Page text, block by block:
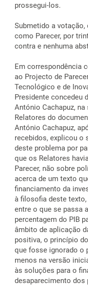
prossegui-los.
Submetido a
como Parecer, por
contra e nenhuma
Em correspondência
ao Projecto de
Tecnológico e de
Presidente concedeu
António Cachapuz,
Relatores do
António Cachapuz,
recebidos, explicou o
deste problema por
que os Relatores
Parecer, não sobre
acerca de um texto
financiamento da
à filosofia deste
entre o que se passa
percentagem do PIB
âmbito de aplicação
positiva, o princípio
que fosse ignorado o
menos na versão
às soluções para o
desaparecimento dos